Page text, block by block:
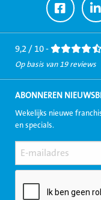
Ga
naar
Ga
9,2 / 10 -
Op basis van 19 reviews
ABONNEREN
Wekelijks nieuwe
en specials.